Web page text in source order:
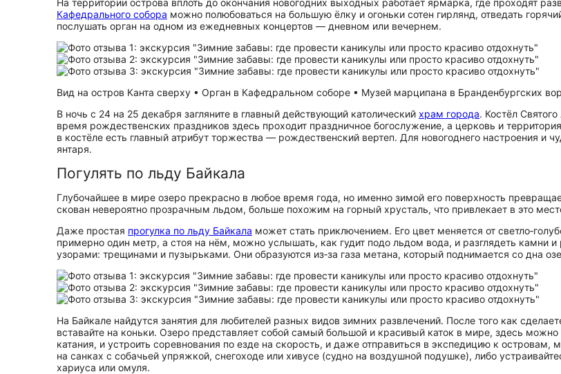
На территории острова вплоть до окончания новогодних выходных работает ярмарка, где проходят
Кафедрального собора можно полюбоваться на большую ёлку и огоньки сотен гирлянд, отведать
послушать орган на одном из ежедневных концертов — дневном или вечернем.
Вид на остров Канта сверху • Орган в Кафедральном соборе • Музей марципана в Бранденбургских
В ночь с 24 на 25 декабря загляните в главный действующий католический храм города. Костёл
время рождественских праздников здесь проходит праздничное богослужение, а церковь и
в костёле есть главный атрибут торжества — рождественский вертеп. Для новогоднего настроения и
янтаря.
Погулять по льду Байкала
Глубочайшее в мире озеро прекрасно в любое время года, но именно зимой его поверхность
скован невероятно прозрачным льдом, больше похожим на горный хрусталь, что привлекает в это
Даже простая прогулка по льду Байкала может стать приключением. Его цвет меняется от
примерно один метр, а стоя на нём, можно услышать, как гудит подо льдом вода, и разглядеть камни
узорами: трещинами и пузырьками. Они образуются из‑за газа метана, который поднимается со дна
На Байкале найдутся занятия для любителей разных видов зимних развлечений. После того как
вставайте на коньки. Озеро представляет собой самый большой и красивый каток в мире, здесь
катания, и устроить соревнования по езде на скорость, и даже отправиться в экспедицию к
на санках с собачьей упряжкой, снегоходе или хивусе (судно на воздушной подушке), либо
хариуса или омуля.